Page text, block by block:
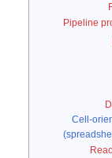
Pipeline
Cell-